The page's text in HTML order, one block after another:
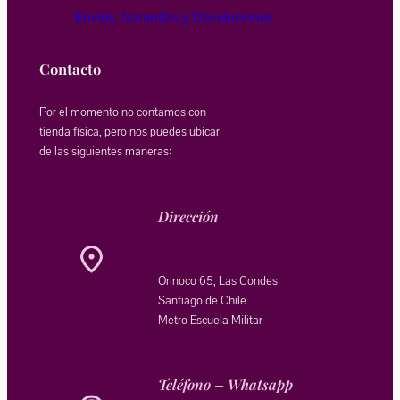
Envíos, Garantías y Devoluciones
Contacto
Por el momento no contamos con
tienda física, pero nos puedes ubicar
de las siguientes maneras:
Dirección
Orinoco 65, Las Condes
Santiago de Chile
Metro Escuela Militar
Teléfono – Whatsapp